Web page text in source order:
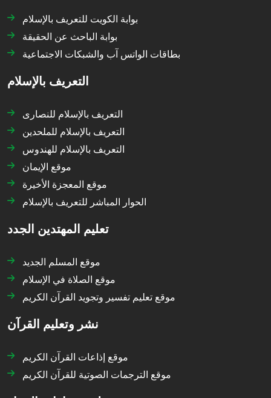
بوابة الكويت للتعريف بالإسلام
بوابة الباحث عن الحقيقة
بطاقات الواتس آب والشبكات الاجتماعية
التعريف بالإسلام
التعريف بالإسلام للنصارى
التعريف بالإسلام للملحدين
التعريف بالإسلام للهندوس
موقع الإيمان
موقع المعجزة الأخيرة
الحوار المباشر للتعريف بالإسلام
تعليم المهتدين الجدد
موقع المسلم الجديد
موقع الصلاة في الإسلام
موقع تعليم تفسير وتجويد القرآن الكريم
نشر وتعليم القرآن
موقع إذاعات القرآن الكريم
موقع الترجمات الصوتية للقرآن الكريم